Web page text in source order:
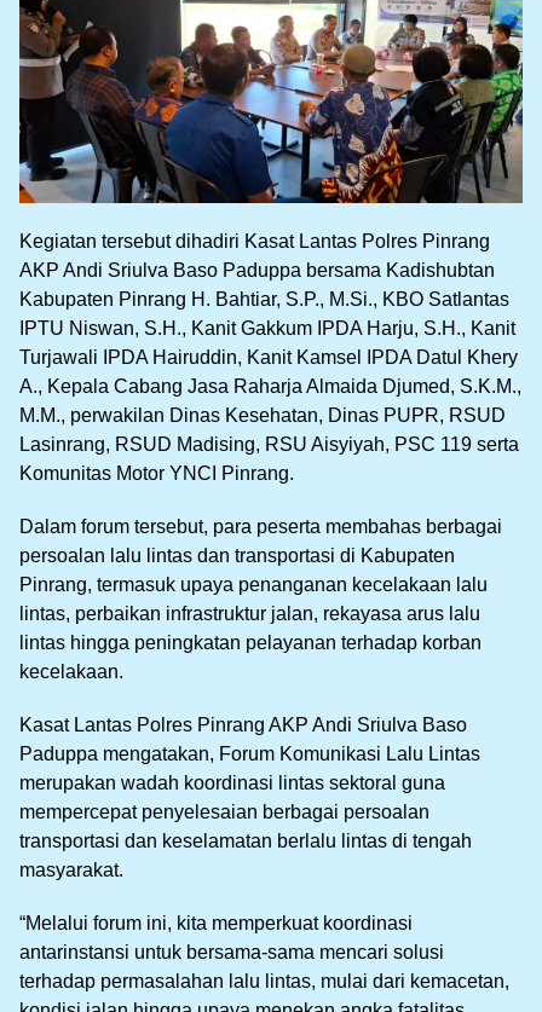
Kegiatan tersebut dihadiri Kasat Lantas Polres Pinrang
AKP Andi Sriulva Baso Paduppa bersama Kadishubtan
Kabupaten Pinrang H. Bahtiar, S.P., M.Si., KBO Satlantas
IPTU Niswan, S.H., Kanit Gakkum IPDA Harju, S.H., Kanit
Turjawali IPDA Hairuddin, Kanit Kamsel IPDA Datul Khery
A., Kepala Cabang Jasa Raharja Almaida Djumed, S.K.M.,
M.M., perwakilan Dinas Kesehatan, Dinas PUPR, RSUD
Lasinrang, RSUD Madising, RSU Aisyiyah, PSC 119 serta
Komunitas Motor YNCI Pinrang.
Dalam forum tersebut, para peserta membahas berbagai
persoalan lalu lintas dan transportasi di Kabupaten
Pinrang, termasuk upaya penanganan kecelakaan lalu
lintas, perbaikan infrastruktur jalan, rekayasa arus lalu
lintas hingga peningkatan pelayanan terhadap korban
kecelakaan.
Kasat Lantas Polres Pinrang AKP Andi Sriulva Baso
Paduppa mengatakan, Forum Komunikasi Lalu Lintas
merupakan wadah koordinasi lintas sektoral guna
mempercepat penyelesaian berbagai persoalan
transportasi dan keselamatan berlalu lintas di tengah
masyarakat.
“Melalui forum ini, kita memperkuat koordinasi
antarinstansi untuk bersama-sama mencari solusi
terhadap permasalahan lalu lintas, mulai dari kemacetan,